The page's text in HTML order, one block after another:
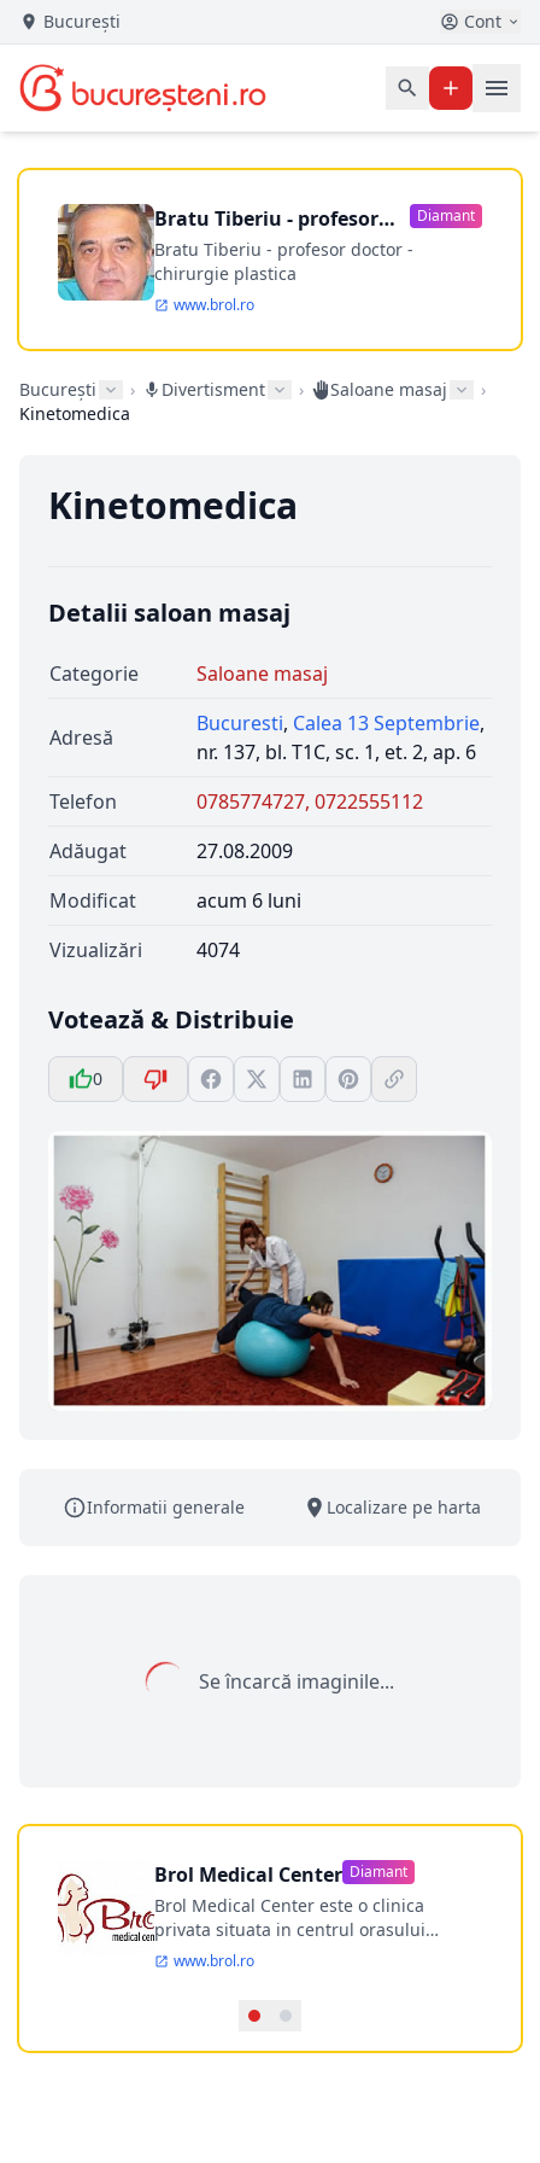
București Cont
Bratu Tiberiu - profesor
doctor
Diamant
Bratu Tiberiu - profesor doctor -
chirurgie plastica
www.brol.ro
București › Divertisment › Saloane masaj
›
Kinetomedica
Kinetomedica
Detalii saloan masaj
Categorie Saloane masaj
Adresă
Bucuresti, Calea 13 Septembrie,
nr. 137, bl. T1C, sc. 1, et. 2, ap. 6
Telefon
0785774727, 0722555112
Adăugat
27.08.2009
Modificat
acum 6 luni
Vizualizări
4074
Votează & Distribuie
0
Informatii generale Localizare pe harta
Se încarcă imaginile...
Brol Medical Center Diamant
Brol Medical Center este o clinica
privata situata in centrul orasului
Timisoara avand o experienta de
desfasoara activitatea intr-un spital
ultramodern.
www.brol.ro